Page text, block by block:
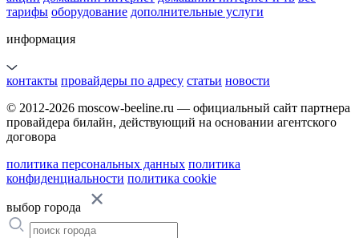
тарифы оборудование дополнительные услуги
информация
контакты провайдеры по адресу статьи новости
© 2012-2026 moscow-beeline.ru — официальный сайт партнера
провайдера билайн, действующий на основании агентского
договора
политика персональных данных политика
конфиденциальности политика cookie
выбор города